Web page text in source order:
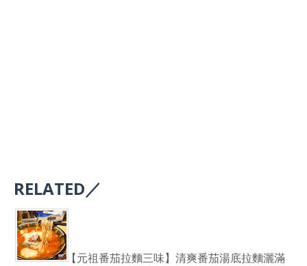
RELATED／
【元祖番茄拉麵三味】清爽番茄湯底拉麵灑滿